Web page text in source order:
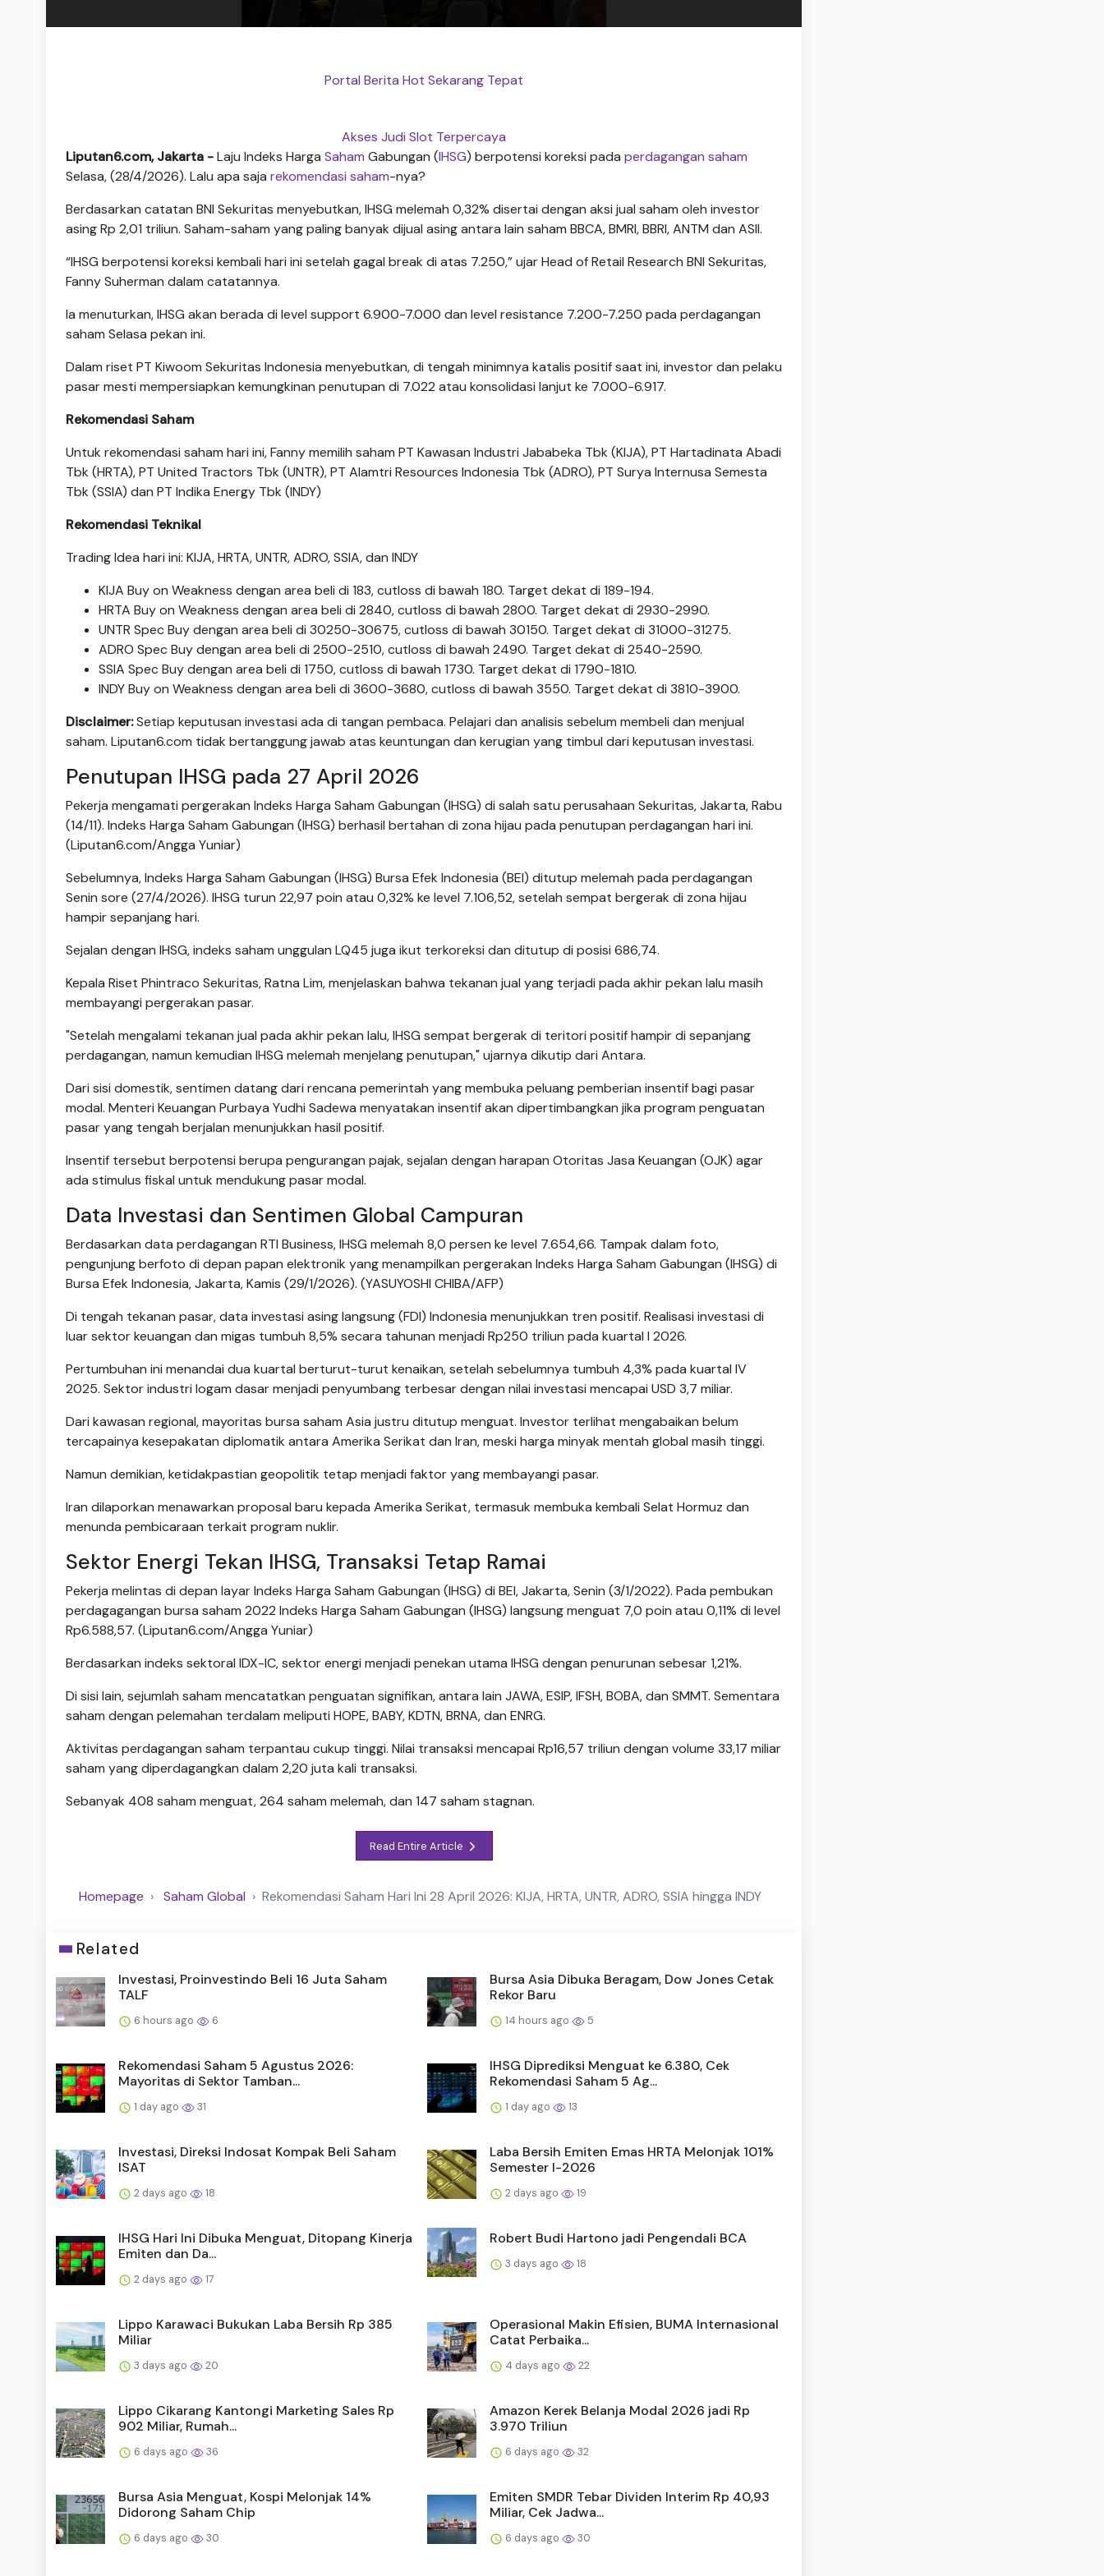
Portal Berita Hot Sekarang Tepat
Akses Judi Slot Terpercaya
Liputan6.com, Jakarta -Laju Indeks Harga Saham Gabungan (IHSG) berpotensi koreksi pada perdagangan saham
Selasa, (28/4/2026). Lalu apa saja rekomendasi saham-nya?
Berdasarkan catatan BNI Sekuritas menyebutkan, IHSG melemah 0,32% disertai dengan aksi jual saham oleh investor
asing Rp 2,01 triliun. Saham-saham yang paling banyak dijual asing antara lain saham BBCA, BMRI, BBRI, ANTM dan ASII.
“IHSG berpotensi koreksi kembali hari ini setelah gagal break di atas 7.250,” ujar Head of Retail Research BNI Sekuritas,
Fanny Suherman dalam catatannya.
Ia menuturkan, IHSG akan berada di level support 6.900-7.000 dan level resistance 7.200-7.250 pada perdagangan
saham Selasa pekan ini.
Dalam riset PT Kiwoom Sekuritas Indonesia menyebutkan, di tengah minimnya katalis positif saat ini, investor dan pelaku
pasar mesti mempersiapkan kemungkinan penutupan di 7.022 atau konsolidasi lanjut ke 7.000-6.917.
Rekomendasi Saham
Untuk rekomendasi saham hari ini, Fanny memilih saham PT Kawasan Industri Jababeka Tbk (KIJA), PT Hartadinata Abadi
Tbk (HRTA), PT United Tractors Tbk (UNTR), PT Alamtri Resources Indonesia Tbk (ADRO), PT Surya Internusa Semesta
Tbk (SSIA) dan PT Indika Energy Tbk (INDY)
Rekomendasi Teknikal
Trading Idea hari ini: KIJA, HRTA, UNTR, ADRO, SSIA, dan INDY
KIJA Buy on Weakness dengan area beli di 183, cutloss di bawah 180. Target dekat di 189-194.
HRTA Buy on Weakness dengan area beli di 2840, cutloss di bawah 2800. Target dekat di 2930-2990.
UNTR Spec Buy dengan area beli di 30250-30675, cutloss di bawah 30150. Target dekat di 31000-31275.
ADRO Spec Buy dengan area beli di 2500-2510, cutloss di bawah 2490. Target dekat di 2540-2590.
SSIA Spec Buy dengan area beli di 1750, cutloss di bawah 1730. Target dekat di 1790-1810.
INDY Buy on Weakness dengan area beli di 3600-3680, cutloss di bawah 3550. Target dekat di 3810-3900.
Disclaimer:Setiap keputusan investasi ada di tangan pembaca. Pelajari dan analisis sebelum membeli dan menjual
saham. Liputan6.com tidak bertanggung jawab atas keuntungan dan kerugian yang timbul dari keputusan investasi.
Penutupan IHSG pada 27 April 2026
Pekerja mengamati pergerakan Indeks Harga Saham Gabungan (IHSG) di salah satu perusahaan Sekuritas, Jakarta, Rabu
(14/11). Indeks Harga Saham Gabungan (IHSG) berhasil bertahan di zona hijau pada penutupan perdagangan hari ini.
(Liputan6.com/Angga Yuniar)
Sebelumnya, Indeks Harga Saham Gabungan (IHSG) Bursa Efek Indonesia (BEI) ditutup melemah pada perdagangan
Senin sore (27/4/2026). IHSG turun 22,97 poin atau 0,32% ke level 7.106,52, setelah sempat bergerak di zona hijau
hampir sepanjang hari.
Sejalan dengan IHSG, indeks saham unggulan LQ45 juga ikut terkoreksi dan ditutup di posisi 686,74.
Kepala Riset Phintraco Sekuritas, Ratna Lim, menjelaskan bahwa tekanan jual yang terjadi pada akhir pekan lalu masih
membayangi pergerakan pasar.
"Setelah mengalami tekanan jual pada akhir pekan lalu, IHSG sempat bergerak di teritori positif hampir di sepanjang
perdagangan, namun kemudian IHSG melemah menjelang penutupan," ujarnya dikutip dari Antara.
Dari sisi domestik, sentimen datang dari rencana pemerintah yang membuka peluang pemberian insentif bagi pasar
modal. Menteri Keuangan Purbaya Yudhi Sadewa menyatakan insentif akan dipertimbangkan jika program penguatan
pasar yang tengah berjalan menunjukkan hasil positif.
Insentif tersebut berpotensi berupa pengurangan pajak, sejalan dengan harapan Otoritas Jasa Keuangan (OJK) agar
ada stimulus fiskal untuk mendukung pasar modal.
Data Investasi dan Sentimen Global Campuran
Berdasarkan data perdagangan RTI Business, IHSG melemah 8,0 persen ke level 7.654,66. Tampak dalam foto,
pengunjung berfoto di depan papan elektronik yang menampilkan pergerakan Indeks Harga Saham Gabungan (IHSG) di
Bursa Efek Indonesia, Jakarta, Kamis (29/1/2026). (YASUYOSHI CHIBA/AFP)
Di tengah tekanan pasar, data investasi asing langsung (FDI) Indonesia menunjukkan tren positif. Realisasi investasi di
luar sektor keuangan dan migas tumbuh 8,5% secara tahunan menjadi Rp250 triliun pada kuartal I 2026.
Pertumbuhan ini menandai dua kuartal berturut-turut kenaikan, setelah sebelumnya tumbuh 4,3% pada kuartal IV
2025. Sektor industri logam dasar menjadi penyumbang terbesar dengan nilai investasi mencapai USD 3,7 miliar.
Dari kawasan regional, mayoritas bursa saham Asia justru ditutup menguat. Investor terlihat mengabaikan belum
tercapainya kesepakatan diplomatik antara Amerika Serikat dan Iran, meski harga minyak mentah global masih tinggi.
Namun demikian, ketidakpastian geopolitik tetap menjadi faktor yang membayangi pasar.
Iran dilaporkan menawarkan proposal baru kepada Amerika Serikat, termasuk membuka kembali Selat Hormuz dan
menunda pembicaraan terkait program nuklir.
Sektor Energi Tekan IHSG, Transaksi Tetap Ramai
Pekerja melintas di depan layar Indeks Harga Saham Gabungan (IHSG) di BEI, Jakarta, Senin (3/1/2022). Pada pembukan
perdagagangan bursa saham 2022 Indeks Harga Saham Gabungan (IHSG) langsung menguat 7,0 poin atau 0,11% di level
Rp6.588,57. (Liputan6.com/Angga Yuniar)
Berdasarkan indeks sektoral IDX-IC, sektor energi menjadi penekan utama IHSG dengan penurunan sebesar 1,21%.
Di sisi lain, sejumlah saham mencatatkan penguatan signifikan, antara lain JAWA, ESIP, IFSH, BOBA, dan SMMT. Sementara
saham dengan pelemahan terdalam meliputi HOPE, BABY, KDTN, BRNA, dan ENRG.
Aktivitas perdagangan saham terpantau cukup tinggi. Nilai transaksi mencapai Rp16,57 triliun dengan volume 33,17 miliar
saham yang diperdagangkan dalam 2,20 juta kali transaksi.
Sebanyak 408 saham menguat, 264 saham melemah, dan 147 saham stagnan.
Read Entire Article
Homepage Saham Global Rekomendasi Saham Hari Ini 28 April 2026: KIJA, HRTA, UNTR, ADRO, SSIA hingga INDY
Related
Investasi, Proinvestindo Beli 16 Juta Saham
TALF
6 hours ago 6
Bursa Asia Dibuka Beragam, Dow Jones Cetak
Rekor Baru
14 hours ago 5
Rekomendasi Saham 5 Agustus 2026:
Mayoritas di Sektor Tamban...
1 day ago 31
IHSG Diprediksi Menguat ke 6.380, Cek
Rekomendasi Saham 5 Ag...
1 day ago 13
Investasi, Direksi Indosat Kompak Beli Saham
ISAT
2 days ago 18
Laba Bersih Emiten Emas HRTA Melonjak 101%
Semester I-2026
2 days ago 19
IHSG Hari Ini Dibuka Menguat, Ditopang Kinerja
Emiten dan Da...
2 days ago 17
Robert Budi Hartono jadi Pengendali BCA
3 days ago 18
Lippo Karawaci Bukukan Laba Bersih Rp 385
Miliar
3 days ago 20
Operasional Makin Efisien, BUMA Internasional
Catat Perbaika...
4 days ago 22
Lippo Cikarang Kantongi Marketing Sales Rp
902 Miliar, Rumah...
6 days ago 36
Amazon Kerek Belanja Modal 2026 jadi Rp
3.970 Triliun
6 days ago 32
Bursa Asia Menguat, Kospi Melonjak 14%
Didorong Saham Chip
6 days ago 30
Emiten SMDR Tebar Dividen Interim Rp 40,93
Miliar, Cek Jadwa...
6 days ago 30